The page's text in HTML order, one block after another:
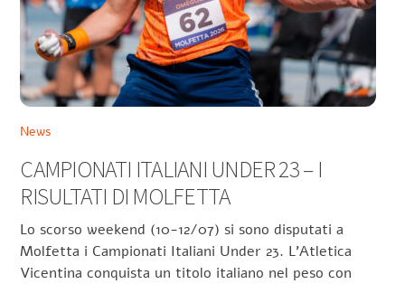
News
CAMPIONATI ITALIANI UNDER 23 – I
RISULTATI DI MOLFETTA
Lo scorso weekend (10-12/07) si sono disputati a
Molfetta i Campionati Italiani Under 23. L’Atletica
Vicentina conquista un titolo italiano nel peso con